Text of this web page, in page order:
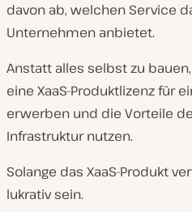
davon ab, welchen Service
Unternehmen anbietet.
Anstatt alles selbst zu
eine XaaS-Produktlizenz für
erwerben und die Vorteile
Infrastruktur nutzen.
Solange das XaaS-Produkt
lukrativ sein.